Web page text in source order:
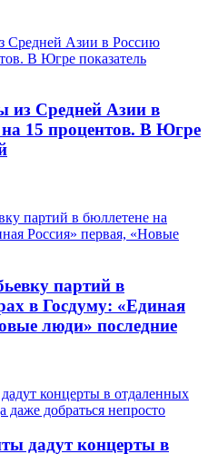
из Средней Азии в
15 процентов. В Югре
партий в
в Госдуму: «Единая
люди» последние
дадут концерты в